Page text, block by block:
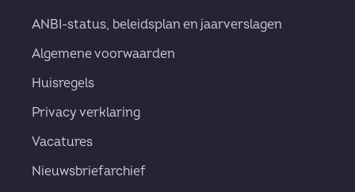
ANBI-status, beleidsplan en jaarverslagen
Algemene voorwaarden
Huisregels
Privacy verklaring
Vacatures
Nieuwsbriefarchief